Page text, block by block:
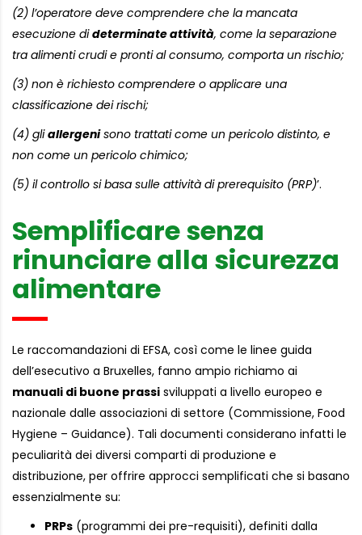
(2) l’operatore deve comprendere che la mancata
esecuzione dideterminate attività, come la separazione
tra alimenti crudi e pronti al consumo, comporta un rischio;
(3) non è richiesto comprendere o applicare una
classificazione dei rischi;
(4) gliallergenisono trattati come un pericolo distinto, e
non come un pericolo chimico;
(5) il controllo si basa sulle attività di prerequisito (PRP)’.
Semplificare senza
rinunciare alla sicurezza
alimentare
Le raccomandazioni di EFSA, così come le linee guida
dell’esecutivo a Bruxelles, fanno ampio richiamo ai
manuali di buone prassi sviluppati a livello europeo e
nazionale dalle associazioni di settore (Commissione, Food
Hygiene – Guidance). Tali documenti considerano infatti le
peculiarità dei diversi comparti di produzione e
distribuzione, per offrire approcci semplificati che si basano
essenzialmente su:
PRPs (programmi dei pre-requisiti), definiti dalla